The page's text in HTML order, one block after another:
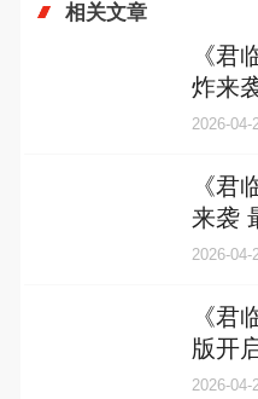
相关文章
《君
炸来
2026-04-
《君
来袭
2026-04-
《君
版开
2026-04-